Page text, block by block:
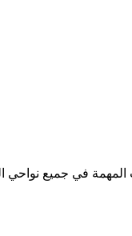
في جميع نواحي